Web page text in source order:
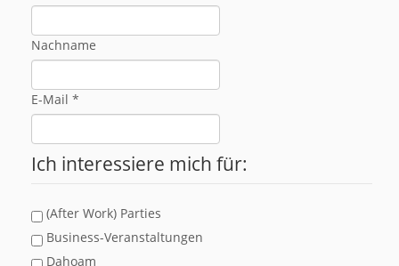
Nachname
E-Mail *
Ich interessiere mich für:
(After Work) Parties
Business-Veranstaltungen
Dahoam